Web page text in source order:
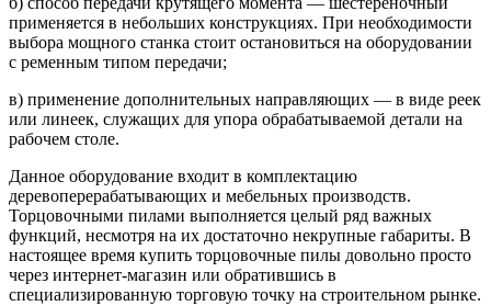
применяется в небольших конструкциях. При необходимости
выбора мощного станка стоит остановиться на оборудовании
с ременным типом передачи;
в) применение дополнительных направляющих — в виде реек
или линеек, служащих для упора обрабатываемой детали на
рабочем столе.
Данное оборудование входит в комплектацию
деревоперерабатывающих и мебельных производств.
Торцовочными пилами выполняется целый ряд важных
функций, несмотря на их достаточно некрупные габариты. В
настоящее время купить торцовочные пилы довольно просто
через интернет-магазин или обратившись в
специализированную торговую точку на строительном рынке.